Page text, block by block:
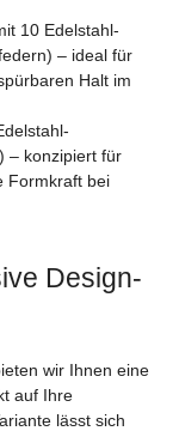
10 Edelstahl-
– ideal für
Halt im
– konzipiert für
Formkraft bei
Design-
wir Ihnen eine
auf Ihre
lässt sich